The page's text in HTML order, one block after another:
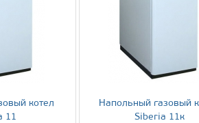
котел
11
Напольный газовый
Siberia 11к